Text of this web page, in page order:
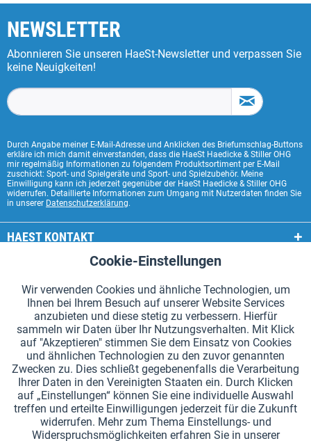
NEWSLETTER
Abonnieren Sie unseren HaeSt-Newsletter und verpassen Sie
keine Neuigkeiten!
Durch Angabe meiner E-Mail-Adresse und Anklicken des Briefumschlag-Buttons
erkläre ich mich damit einverstanden, dass die HaeSt Haedicke & Stiller OHG
mir regelmäßig Informationen zu folgendem Produktsortiment per E-Mail
zuschickt: Sport- und Spielgeräte und Sport- und Spielzubehör. Meine
Einwilligung kann ich jederzeit gegenüber der HaeSt Haedicke & Stiller OHG
widerrufen. Detaillierte Informationen zum Umgang mit Nutzerdaten finden Sie
in unserer Datenschutzerklärung.
HAEST KONTAKT
HAEST SHOP SERVICE
ALLGEMEINE INFORMATIONEN
ZAHLUNGSARTEN
*Alle Preise inkl. Mehrwertsteuer zzgl.Versandkosten.
Cookie-Einstellungen Kataloge anfordern
Lasergravuren auf Staffelstäben Newsletter Über uns
Hilfe und Support Kontakt Versand und Zahlung
Aktiv
Tracking Aktiv
Cookie-Einstellungen
Wir verwenden Cookies und ähnliche Technologien, um
Ihnen bei Ihrem Besuch auf unserer Website Services
anzubieten und diese stetig zu verbessern. Hierfür
sammeln wir Daten über Ihr Nutzungsverhalten. Mit Klick
auf "Akzeptieren" stimmen Sie dem Einsatz von Cookies
und ähnlichen Technologien zu den zuvor genannten
Zwecken zu. Dies schließt gegebenenfalls die Verarbeitung
Ihrer Daten in den Vereinigten Staaten ein. Durch Klicken
auf „Einstellungen“ können Sie eine individuelle Auswahl
treffen und erteilte Einwilligungen jederzeit für die Zukunft
widerrufen. Mehr zum Thema Einstellungs- und
Widerspruchsmöglichkeiten erfahren Sie in unserer